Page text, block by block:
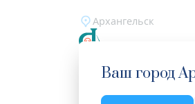
Архангельск
Ваш город